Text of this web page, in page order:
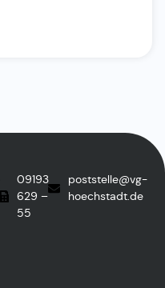
09193
629 –
55
poststelle@vg-
hoechstadt.de